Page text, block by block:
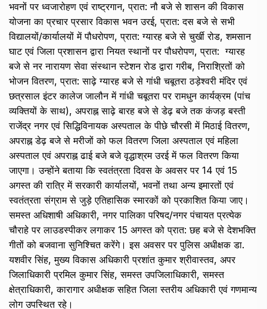
भवनों पर ध्वजारोहण एवं राष्ट्रगान, प्रात: नौ बजे से शासन की विकास
योजना का प्रचार प्रसार विकास भवन उरई, प्रात: दस बजे से सभी
विद्यालयों/कार्यालयों में पौधरोपण, प्रात: ग्यारह बजे से चुर्खी रोड, शमसान
घाट एवं जिला प्रशासन द्वारा नियत स्थानों पर पौधरोपण, प्रात: ग्यारह
बजे से नर नारायण सेवा संस्थान स्टेशन रोड द्वारा गरीब, निराश्रितों को
भोजन वितरण, प्रात: साढ़े ग्यारह बजे से गांधी चबूतरा ठड़ेश्वरी मंदिर एवं
छत्रसाल इंटर कालेज जालौन में गांधी चबूतरा पर रामधुन कार्यक्रम (पांच
व्यक्तियों के साथ), अपराह्न साढ़े बारह बजे से डेढ़ बजे तक कंजड़ बस्ती
राजेंद्र नगर एवं सिद्धिविनायक अस्पताल के पीछे चौरसी में मिठाई वितरण,
अपराह्न डेढ़ बजे से मरीजों को फल वितरण जिला अस्पताल एवं महिला
अस्पताल एवं अपराह्न ढाई बजे बजे वृद्धाश्रम उरई में फल वितरण किया
जाएगा। उन्होंने बताया कि स्वतंत्रता दिवस के अवसर पर 14 एवं 15
अगस्त की रात्रि में सरकारी कार्यालयों, भवनों तथा अन्य इमारतों एवं
स्वतंत्रता संग्राम से जुड़े एतिहासिक स्मारकों को प्रकाशित किया जाए।
समस्त अधिशाषी अधिकारी, नगर पालिका परिषद/नगर पंचायत प्रत्येक
चौराहे पर लाउडस्पीकर लगाकर 15 अगस्त को प्रात: छह बजे से देशभक्ति
गीतों को बजवाना सुनिश्चित करेंगे। इस अवसर पर पुलिस अधीक्षक डा.
यशवीर सिंह, मुख्य विकास अधिकारी प्रशांत कुमार श्रीवास्तव, अपर
जिलाधिकारी प्रमिल कुमार सिंह, समस्त उपजिलाधिकारी, समस्त
क्षेत्राधिकारी, कारागार अधीक्षक सहित जिला स्तरीय अधिकारी एवं गणमान्य
लोग उपस्थित रहे।